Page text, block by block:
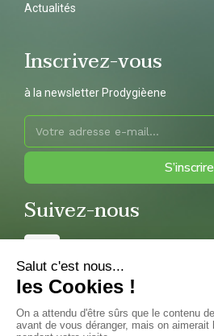
Actualités
Inscrivez-vous
à la newsletter Prodygièene
S’inscrire
Suivez-nous